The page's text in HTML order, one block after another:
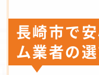
長崎市で
ム業者の